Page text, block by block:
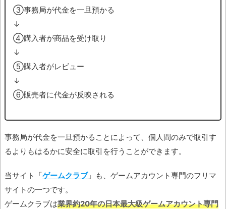
➂事務局が代金を一旦預かる
↓
➃購入者が商品を受け取り
↓
➄購入者がレビュー
↓
➅販売者に代金が反映される
事務局が代金を一旦預かることによって、個人間のみで取引す
るよりもはるかに安全に取引を行うことができます。
当サイト「ゲームクラブ」も、ゲームアカウント専門のフリマ
サイトの一つです。
ゲームクラブは業界約20年の日本最大級ゲームアカウント専門